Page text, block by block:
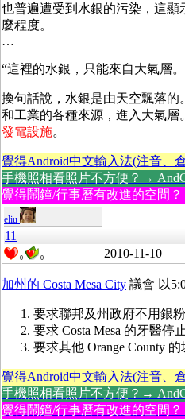
也普遍遭受到水銀的污染，這
麼程度。
…
“這裡的水銀，只能來自大氣層
換句話說，水銀是由天空飄落
和工業的各種來源，進入大氣層。
發電設施。
覺得Android中文輸入法(注音、
手機照相看照片不方便？→
覺得鬧鐘/行事曆有改進的空間
eliu
11
0 0 2010-11-10
加州的 Costa Mesa City 議會 以
要求聯邦及州政府不用銀粉
要求 Costa Mesa 的牙醫
要求其他 Orange County
覺得Android中文輸入法(注音、
手機照相看照片不方便？→
覺得鬧鐘/行事曆有改進的空間